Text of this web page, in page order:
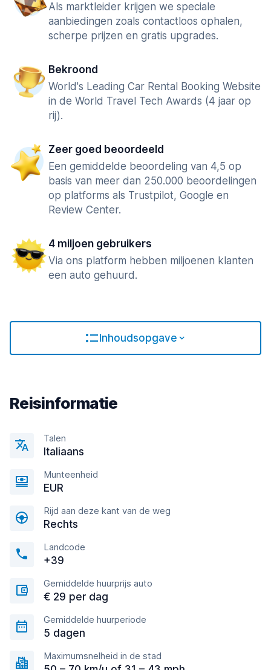
Als marktleider krijgen we speciale
aanbiedingen zoals contactloos ophalen,
scherpe prijzen en gratis upgrades.
Bekroond
World's Leading Car Rental Booking Website
in de World Travel Tech Awards (4 jaar op
rij).
Zeer goed beoordeeld
Een gemiddelde beoordeling van 4,5 op
basis van meer dan 250.000 beoordelingen
op platforms als Trustpilot, Google en
Review Center.
4 miljoen gebruikers
Via ons platform hebben miljoenen klanten
een auto gehuurd.
Inhoudsopgave
Reisinformatie
Talen
Italiaans
Munteenheid
EUR
Rijd aan deze kant van de weg
Rechts
Landcode
+39
Gemiddelde huurprijs auto
€ 29 per dag
Gemiddelde huurperiode
5 dagen
Maximumsnelheid in de stad